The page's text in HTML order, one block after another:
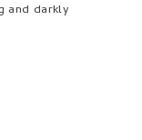
and darkly